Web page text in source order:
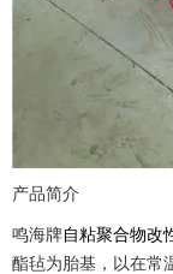
产品简介
鸣海牌自粘聚合物改
酯毡为胎基，以在常